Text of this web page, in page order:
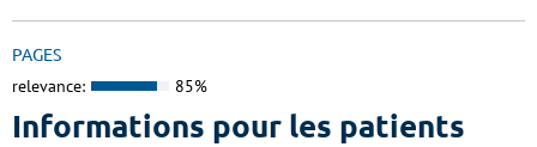
PAGES
relevance: 85%
Informations pour les patients